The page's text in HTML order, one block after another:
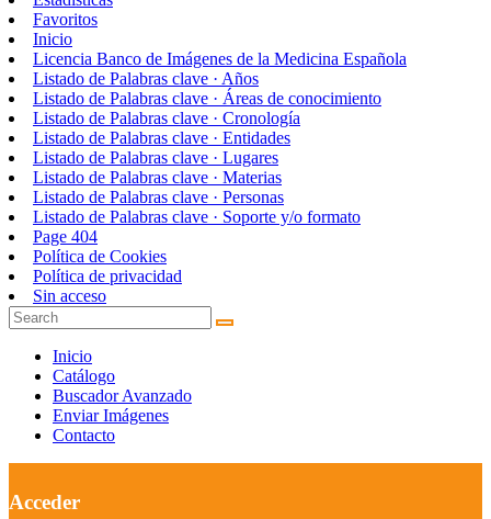
Favoritos
Inicio
Licencia Banco de Imágenes de la Medicina Española
Listado de Palabras clave · Años
Listado de Palabras clave · Áreas de conocimiento
Listado de Palabras clave · Cronología
Listado de Palabras clave · Entidades
Listado de Palabras clave · Lugares
Listado de Palabras clave · Materias
Listado de Palabras clave · Personas
Listado de Palabras clave · Soporte y/o formato
Page 404
Política de Cookies
Política de privacidad
Sin acceso
Inicio
Catálogo
Buscador Avanzado
Enviar Imágenes
Contacto
Acceder